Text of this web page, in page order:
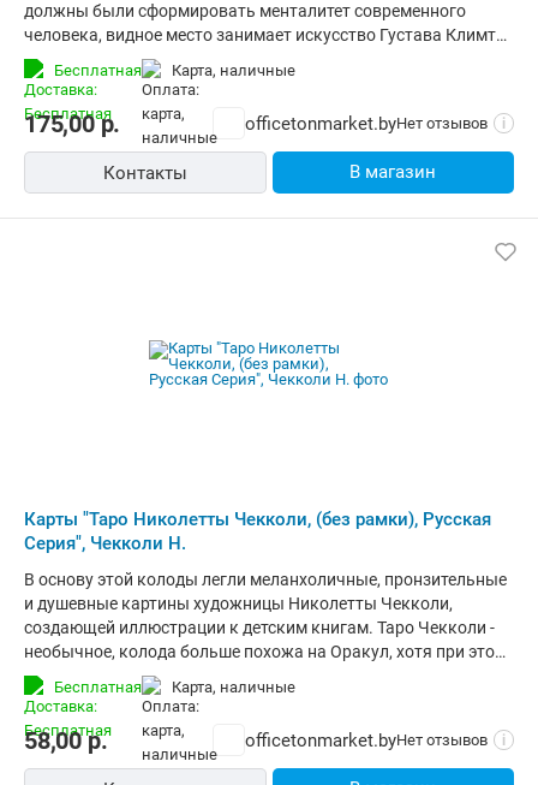
должны были сформировать менталитет современного
человека, видное место занимает искусство Густава Климта.
Вдохновленная утонченным эротическим искусством
Мастера, эта колода Таро, обогащенная оттисками золотой
фольги, повествует о любви и смерти, чувственности и
возрождении. Шедевральные работы австрийского
художника Климта удивительным образом "включают"
подсознание, интуитивное восприятие красоты и образов и
Бесплатная карта, наличные
175,00р. officetonmarket.byНет отзывов i
Контакты В магазин
Карты "Таро Николетты Чекколи, (без рамки), Русская
Серия", Чекколи Н.
В основу этой колоды легли меланхоличные, пронзительные
и душевные картины художницы Николетты Чекколи,
создающей иллюстрации к детским книгам. Таро Чекколи -
необычное, колода больше похожа на Оракул, хотя при этом
сохранена нумерация Старших и Младших Арканов. С ней
можно работать по классическим значениям. Но в целом
колода абсолютно авторская. Колода отлично подходит для
работы над собой и просмотра ситуаций с точки зрения
психологии. Кроме того, ее смело можно использовать для
Бесплатная карта, наличные
58,00р. officetonmarket.byНет отзывов i